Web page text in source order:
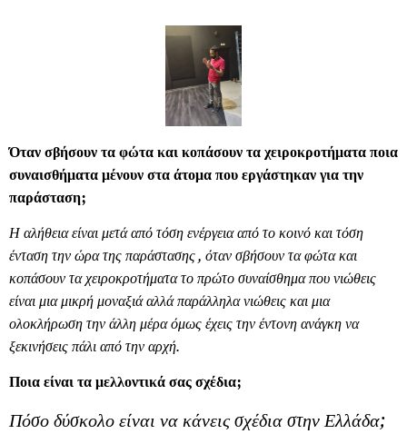
Όταν σβήσουν τα φώτα και κοπάσουν τα χειροκροτήματα ποια
συναισθήματα μένουν στα άτομα που εργάστηκαν για την
παράσταση;
Η αλήθεια είναι μετά από τόση ενέργεια από το κοινό και τόση
ένταση την ώρα της παράστασης , όταν σβήσουν τα φώτα και
κοπάσουν τα χειροκροτήματα το πρώτο συναίσθημα που νιώθεις
είναι μια μικρή μοναξιά αλλά παράλληλα νιώθεις και μια
ολοκλήρωση την άλλη μέρα όμως έχεις την έντονη ανάγκη να
ξεκινήσεις πάλι από την αρχή.
Ποια είναι τα μελλοντικά σας σχέδια;
Πόσο δύσκολο είναι να κάνεις σχέδια στην Ελλάδα;